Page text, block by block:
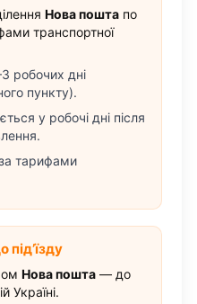
Нова пошта по
транспортної
робочих дні
пункту).
у робочі дні після
тарифами
Нова пошта — до
Україні.